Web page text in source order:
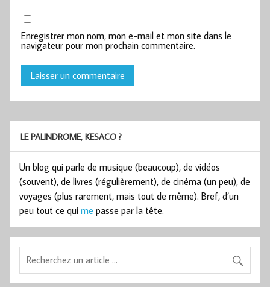
Enregistrer mon nom, mon e-mail et mon site dans le
navigateur pour mon prochain commentaire.
LE PALINDROME, KESACO ?
Un blog qui parle de musique (beaucoup), de vidéos
(souvent), de livres (régulièrement), de cinéma (un peu), de
voyages (plus rarement, mais tout de même). Bref, d’un
peu tout ce qui me passe par la tête.